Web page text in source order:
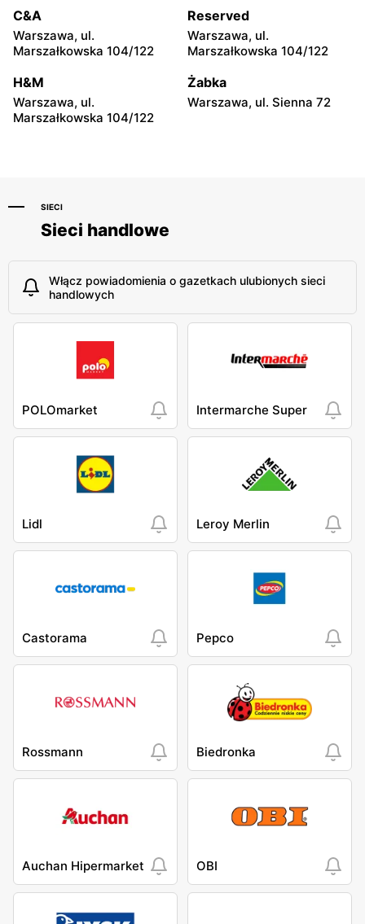
Lewiatan
Warszawa, ul. Wrzeciono
Lewiatan
Warszawa, ul. Antoniego
Lewiatan
Warszawa, ul. Szeligowska
Lewiatan
C&A
Warszawa, ul.
Marszałkowska 104/122
Reserved
Warszawa, ul.
Marszałkowska 104/122
H&M
Warszawa, ul.
Marszałkowska 104/122
Żabka
Warszawa, ul. Sienna 72
SIECI
Sieci handlowe
Włącz powiadomienia o gazetkach ulubionych sieci
handlowych
POLOmarket Intermarche Super
Lidl Leroy Merlin
Castorama Pepco
Rossmann Biedronka
Auchan Hipermarket OBI